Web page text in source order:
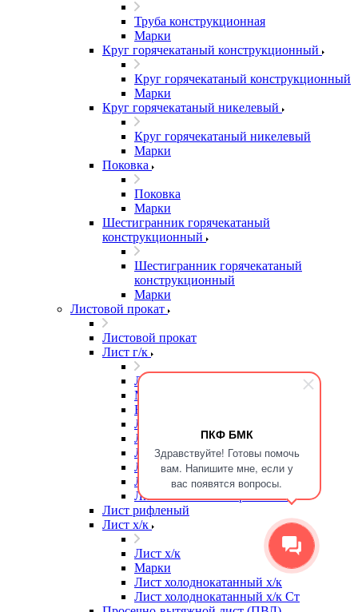
ПКФ БМК
Здравствуйте! Готовы помочь
вам. Напишите мне, если у
вас появятся вопросы.
Труба конструкционная
Марки
Круг горячекатаный конструкционный
Круг горячекатаный конструкционный
Марки
Круг горячекатаный никелевый
Круг горячекатаный никелевый
Марки
Поковка
Поковка
Марки
Шестигранник горячекатаный
конструкционный
Шестигранник горячекатаный
конструкционный
Марки
Листовой прокат
Листовой прокат
Лист г/к
Лист г/к
Марки
Высокопрочная сталь
Лист г/к
Лист г/к Ст3
Лист г/к износостойкий
Лист г/к конструкционный
Лист г/к мостостроительный
Лист г/к низколегированный
Лист рифленый
Лист х/к
Лист х/к
Марки
Лист холоднокатанный х/к
Лист холоднокатанный х/к Ст